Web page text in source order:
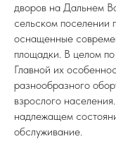
дворов на Дальнем
сельском поселении
оснащенные
площадки. В целом
Главной их
разнообразного
взрослого
надлежащем
обслуживание.